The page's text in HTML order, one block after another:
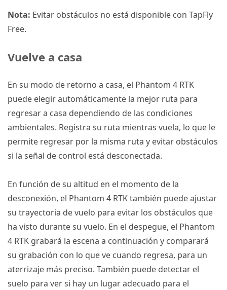
Nota: Evitar obstáculos no está disponible con TapFly
Free.
Vuelve a casa
En su modo de retorno a casa, el Phantom 4 RTK
puede elegir automáticamente la mejor ruta para
regresar a casa dependiendo de las condiciones
ambientales. Registra su ruta mientras vuela, lo que le
permite regresar por la misma ruta y evitar obstáculos
si la señal de control está desconectada.
En función de su altitud en el momento de la
desconexión, el Phantom 4 RTKtambién puede ajustar
su trayectoria de vuelo para evitar los obstáculos que
ha visto durante su vuelo. En el despegue, el Phantom
4 RTK grabará la escena a continuación y comparará
su grabación con lo que ve cuando regresa, para un
aterrizaje más preciso. También puede detectar el
suelo para ver si hay un lugar adecuado para el